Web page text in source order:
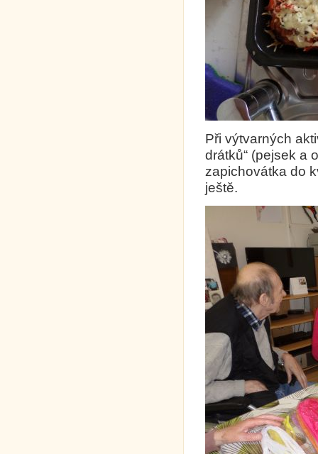
Při výtvarných
drátků“ (pejsek a
zapichovátka do
ještě.